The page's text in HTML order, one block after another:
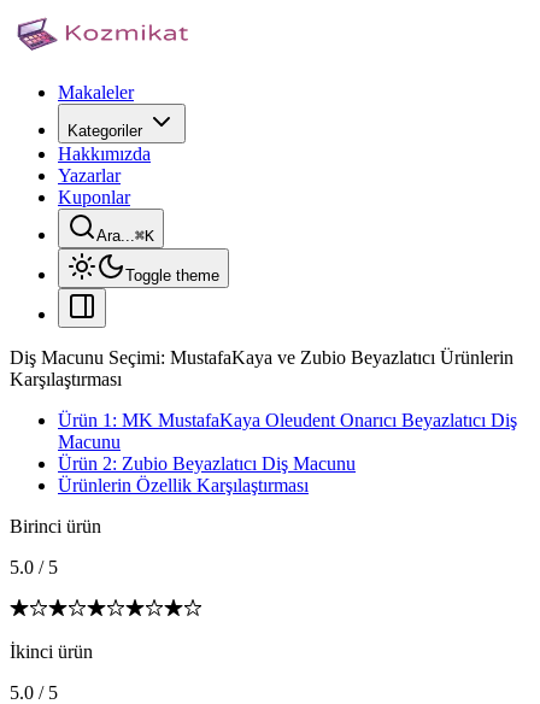
Makaleler
Kategoriler
Hakkımızda
Yazarlar
Kuponlar
Ara...⌘K
Toggle theme
Diş Macunu Seçimi: MustafaKaya ve Zubio Beyazlatıcı Ürünlerin
Karşılaştırması
Ürün 1: MK MustafaKaya Oleudent Onarıcı Beyazlatıcı Diş
Macunu
Ürün 2: Zubio Beyazlatıcı Diş Macunu
Ürünlerin Özellik Karşılaştırması
Birinci ürün
5.0 / 5
İkinci ürün
5.0 / 5